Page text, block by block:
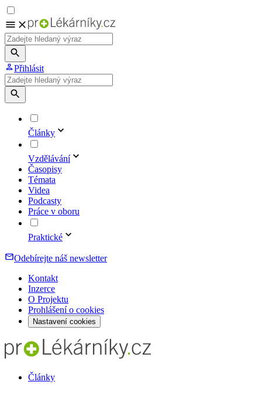
Přihlásit
Články
Vzdělávání
Časopisy
Témata
Videa
Podcasty
Práce v oboru
Praktické
Odebírejte náš newsletter
Kontakt
Inzerce
O Projektu
Prohlášení o cookies
Nastavení cookies
Články